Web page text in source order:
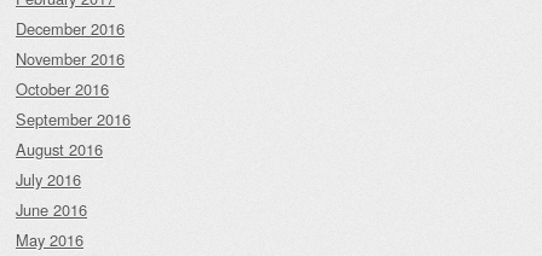
December 2016
November 2016
October 2016
September 2016
August 2016
July 2016
June 2016
May 2016